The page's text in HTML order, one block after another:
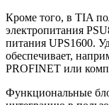
Кроме того, в TIA
электропитания
питания UPS1600.
обеспечивает,
PROFINET или
Функциональные